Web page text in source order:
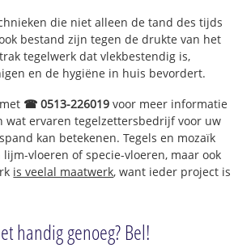
die niet alleen de tand des tijds
bestand zijn tegen de drukte van het
tegelwerk dat vlekbestendig is,
en de hygiëne in huis bevordert.
☎ 0513-226019 voor meer informatie
wat ervaren tegelzettersbedrijf voor uw
kan betekenen. Tegels en mozaïk
vloeren of specie-vloeren, maar ook
is veelal maatwerk, want ieder project is
handig genoeg? Bel!